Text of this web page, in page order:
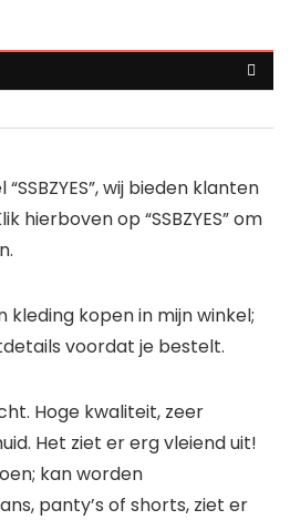
wij bieden klanten
hierboven op “SSBZYES” om
kopen in mijn winkel;
voordat je bestelt.
Hoge kwaliteit, zeer
Het ziet er erg vleiend uit!
kan worden
panty’s of shorts, ziet er